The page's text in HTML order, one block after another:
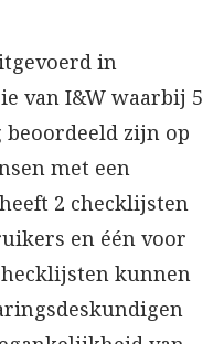
in
van I&W waarbij 5
zijn op
met een
2 checklijsten
en één voor
kunnen